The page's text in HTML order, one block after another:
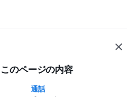
このページの内容
通話